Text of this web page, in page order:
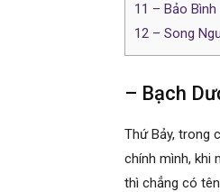
11 – Bảo
12 – Song
– Bạch
Thứ Bảy, trong
chính mình, khi
thì chẳng có